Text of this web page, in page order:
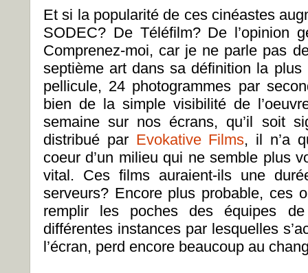
Et si la popularité de ces cinéastes
SODEC? De Téléfilm? De l’opinion
Comprenez-moi, car je ne parle pas
septième art dans sa définition la
pellicule, 24 photogrammes par
bien de la simple visibilité de
semaine sur nos écrans, qu’il soit
distribué par Evokative Films, il n’a
coeur d’un milieu qui ne semble plus
vital. Ces films auraient-ils une
serveurs? Encore plus probable, ces
remplir les poches des équipes
différentes instances par lesquelles
l’écran, perd encore beaucoup au